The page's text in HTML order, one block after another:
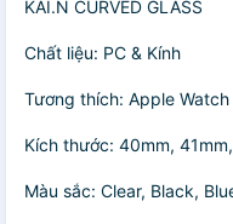
KAI.N CURVED GLASS
Chất liệu: PC & Kính
Tương thích: Apple
Kích thước: 40mm,
Màu sắc: Clear, Black,